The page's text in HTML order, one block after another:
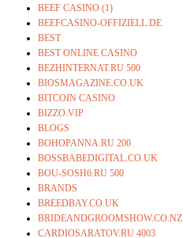
BEEF CASINO (1)
BEEFCASINO-OFFIZIELL.DE
BEST
BEST ONLINE CASINO
BEZHINTERNAT.RU 500
BIOSMAGAZINE.CO.UK
BITCOIN CASINO
BIZZO.VIP
BLOGS
BOHOPANNA.RU 200
BOSSBABEDIGITAL.CO.UK
BOU-SOSH6.RU 500
BRANDS
BREEDBAY.CO.UK
BRIDEANDGROOMSHOW.CO.NZ
CARDIOSARATOV.RU 4003